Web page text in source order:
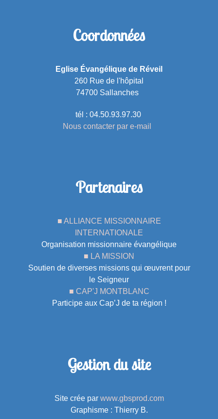
Coordonnées
Eglise Évangélique de Réveil
260 Rue de l'hôpital
74700 Sallanches
tél : 04.50.93.97.30
Nous contacter par e-mail
Partenaires
■ ALLIANCE MISSIONNAIRE
INTERNATIONALE
Organisation missionnaire évangélique
■ LA MISSION
Soutien de diverses missions qui œuvrent pour
le Seigneur
■ CAP'J MONTBLANC
Participe aux Cap’J de ta région !
Gestion du site
Site crée par www.gbsprod.com
Graphisme : Thierry B.